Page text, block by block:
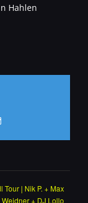
Hahlen
E-
Tour | Nik P. + Max
Weidner + DJ Lollo